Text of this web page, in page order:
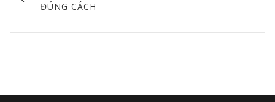
POST
ĐÚNG CÁCH